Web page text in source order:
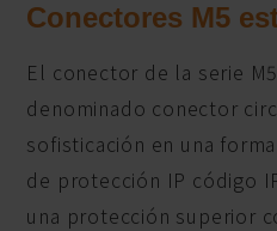
Conectores M5
El conector de la serie
denominado conector
sofisticación en una
de protección IP código
una protección superior